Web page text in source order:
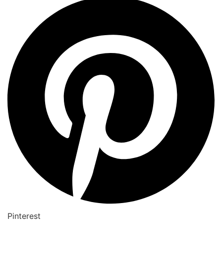
Pinterest